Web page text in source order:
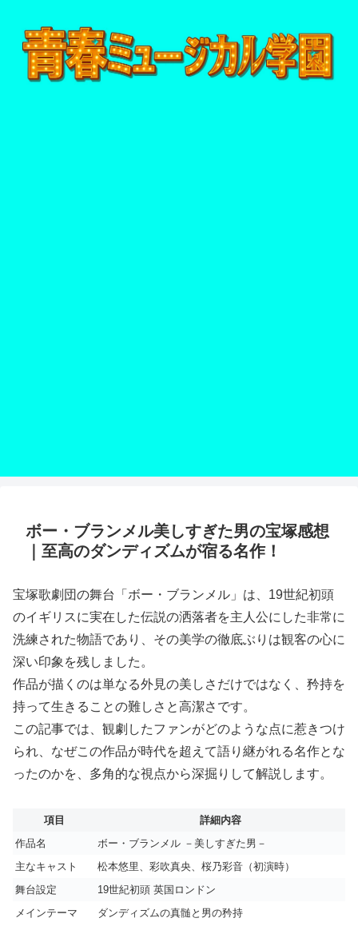
ボー・ブランメル美しすぎた男の宝塚感想
｜至高のダンディズムが宿る名作！
宝塚歌劇団の舞台「ボー・ブランメル」は、19世紀初頭
のイギリスに実在した伝説の洒落者を主人公にした非常に
洗練された物語であり、その美学の徹底ぶりは観客の心に
深い印象を残しました。
作品が描くのは単なる外見の美しさだけではなく、矜持を
持って生きることの難しさと高潔さです。
この記事では、観劇したファンがどのような点に惹きつけ
られ、なぜこの作品が時代を超えて語り継がれる名作とな
ったのかを、多角的な視点から深掘りして解説します。
項目
詳細内容
作品名
ボー・ブランメル －美しすぎた男－
主なキャスト
松本悠里、彩吹真央、桜乃彩音（初演時）
舞台設定
19世紀初頭 英国ロンドン
メインテーマ
ダンディズムの真髄と男の矜持